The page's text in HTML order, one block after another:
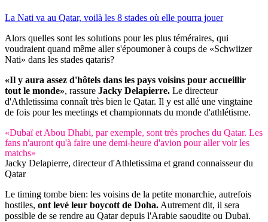
La Nati va au Qatar, voilà les 8 stades où elle pourra jouer
Alors quelles sont les solutions pour les plus téméraires, qui
voudraient quand même aller s'époumoner à coups de «Schwiizer
Nati» dans les stades qataris?
«Il y aura assez d'hôtels dans les pays voisins pour accueillir
tout le monde», rassure Jacky Delapierre. Le directeur
d'Athletissima connaît très bien le Qatar. Il y est allé une vingtaine
de fois pour les meetings et championnats du monde d'athlétisme.
«Dubaï et Abou Dhabi, par exemple, sont très proches du Qatar. Les
fans n'auront qu'à faire une demi-heure d'avion pour aller voir les
matchs»
Jacky Delapierre, directeur d'Athletissima et grand connaisseur du
Qatar
Le timing tombe bien: les voisins de la petite monarchie, autrefois
hostiles, ont levé leur boycott de Doha. Autrement dit, il sera
possible de se rendre au Qatar depuis l'Arabie saoudite ou Dubaï.